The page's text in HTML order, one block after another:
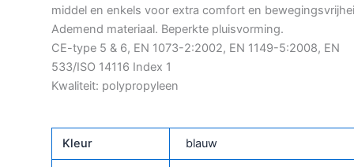
middel en enkels voor extra comfort en
Ademend materiaal. Beperkte pluisvorming.
CE-type 5 & 6, EN 1073-2:2002, EN 1149-5:2008, EN
533/ISO 14116 Index 1
Kwaliteit: polypropyleen
Kleur blauw